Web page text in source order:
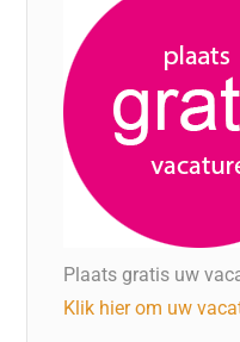
Plaats gratis uw
Klik hier om uw